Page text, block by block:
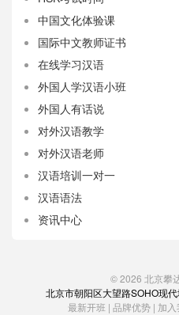
中国文化体验课
国际中文教师证书
在线学习汉语
外国人学汉语小班
外国人有话说
对外汉语教学
对外汉语老师
汉语培训一对一
汉语语法
资讯中心
© 2026 北京攀
北京市朝阳区大望路SOHO现
最新开班 | 品牌优势 | 加入